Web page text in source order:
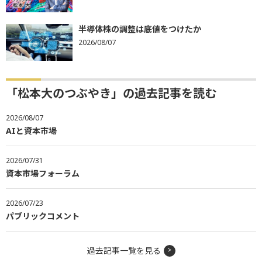
半導体株の調整は底値をつけたか
2026/08/07
「松本大のつぶやき」の過去記事を読む
2026/08/07
AIと資本市場
2026/07/31
資本市場フォーラム
2026/07/23
パブリックコメント
過去記事一覧を見る